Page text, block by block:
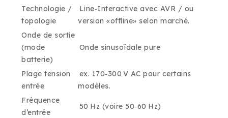
Technologie /
topologie
Line‑Interactive avec AVR / ou
version «offline» selon marché.
Onde de sortie
(mode
batterie)
Onde sinusoïdale pure
Plage tension
entrée
ex. 170‑300 V AC pour certains
modèles.
Fréquence
d’entrée
50 Hz (voire 50‑60 Hz)